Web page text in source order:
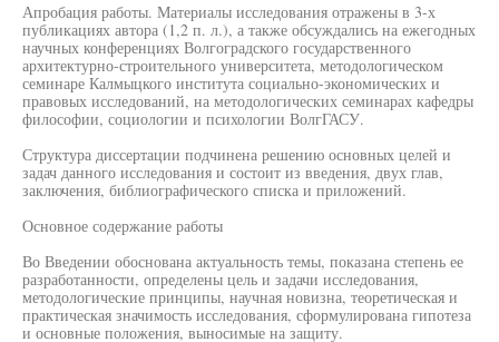
Апробация работы. Материалы исследования отражены в 3-х
публикациях автора (1,2 п. л.), а также обсуждались на ежегодных
научных конференциях Волгоградского государственного
архитектурно-строительного университета, методологическом
семинаре Калмыцкого института социально-экономических и
правовых исследований, на методологических семинарах кафедры
философии, социологии и психологии ВолгГАСУ.
Структура диссертации подчинена решению основных целей и
задач данного исследования и состоит из введения, двух глав,
заключения, библиографического списка и приложений.
Основное содержание работы
Во Введении обоснована актуальность темы, показана степень ее
разработанности, определены цель и задачи исследования,
методологические принципы, научная новизна, теоретическая и
практическая значимость исследования, сформулирована гипотеза
и основные положения, выносимые на защиту.